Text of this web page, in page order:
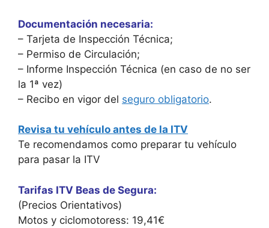
Documentación necesaria:
– Tarjeta de Inspección Técnica;
– Permiso de Circulación;
– Informe Inspección Técnica (en caso de no ser
la 1ª vez)
– Recibo en vigor del seguro obligatorio.
Revisa tu vehículo antes de la ITV
Te recomendamos como preparar tu vehículo
para pasar la ITV
Tarifas ITV Beas de Segura:
(Precios Orientativos)
Motos y ciclomotoress: 19,41€